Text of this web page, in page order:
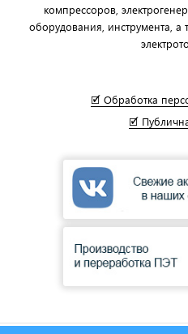
компрессоров,
оборудования, инструмента, а
🗹 Обработка
🗹